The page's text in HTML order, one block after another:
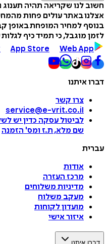
חשוב לנו שקריאה תהיה תענוג
אצלנו באתר עולים פחות
בנוסף למחיר המופחת באופן
לזמן מוגבל, כי תמיד כיף
App Store Web App
דברו איתנו
צרו קשר
service@e-vrit.co.il
לביטול עסקה כדין יש
שם מלא, ת.ז ומס' הזמנה
עברית
אודות
מרכז העזרה
מדיניות משלוחים
מעקב משלוח
מועדון לקוחות
איזור אישי